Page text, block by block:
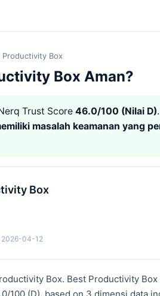
Productivity Box
Box Aman?
Trust Score 46.0/100 (Nilai D)
masalah keamanan yang
Box
2026-04-12
Box. Best Productivity